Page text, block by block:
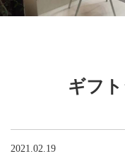
ギフ
2021.02.19